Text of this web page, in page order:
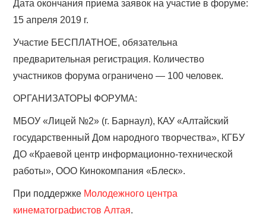
Дата окончания приема заявок на участие в форуме:
15 апреля 2019 г.
Участие БЕСПЛАТНОЕ, обязательна
предварительная регистрация. Количество
участников форума ограничено — 100 человек.
ОРГАНИЗАТОРЫ ФОРУМА:
МБОУ «Лицей №2» (г. Барнаул), КАУ «Алтайский
государственный Дом народного творчества», КГБУ
ДО «Краевой центр информационно-технической
работы», ООО Кинокомпания «Блеск».
При поддержке Молодежного центра
кинематографистов Алтая.